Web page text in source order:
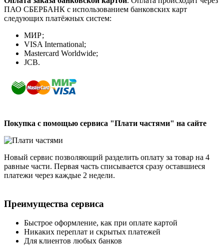
ПАО СБЕРБАНК с использованием банковских карт
следующих платёжных систем:
МИР;
VISA International;
Mastercard Worldwide;
JCB.
Покупка с помощью сервиса "Плати частями" на сайте
Новый сервис позволяющий разделить оплату за товар на 4
равные части. Первая часть списывается сразу оставшиеся
платежи через каждые 2 недели.
Преимущества сервиса
Быстрое оформление, как при оплате картой
Никаких переплат и скрытых платежей
Для клиентов любых банков